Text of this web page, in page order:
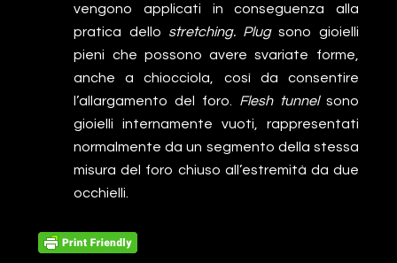
vengono applicati in conseguenza alla
pratica dello stretching. Plugsono gioielli
pieni che possono avere svariate forme,
anche a chiocciola, così da consentire
l’allargamento del foro. Flesh tunnel sono
gioielli internamente vuoti, rappresentati
normalmente da un segmento della stessa
misura del foro chiuso all’estremità da due
occhielli.